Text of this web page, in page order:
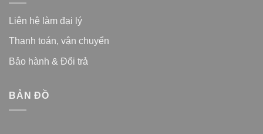
Liên hệ làm đại lý
Thanh toán, vận chuyển
Bảo hành & Đổi trả
BẢN ĐỒ